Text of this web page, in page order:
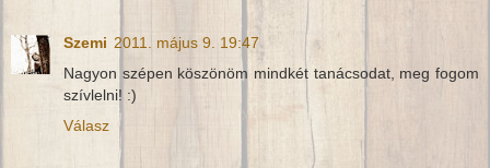
Szemi 2011. május 9. 19:47
Nagyon szépen köszönöm mindkét tanácsodat, meg fogom
szívlelni! :)
Válasz